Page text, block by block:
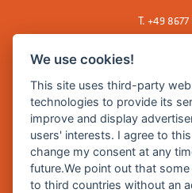
T. +49
E Mail:
Zentrale Webseite der
Burghausen in
We use cookies!
This site uses third-party
technologies to provide its
improve and display
users' interests. I agree to
change my consent at any
future.We point out that
to third countries without an